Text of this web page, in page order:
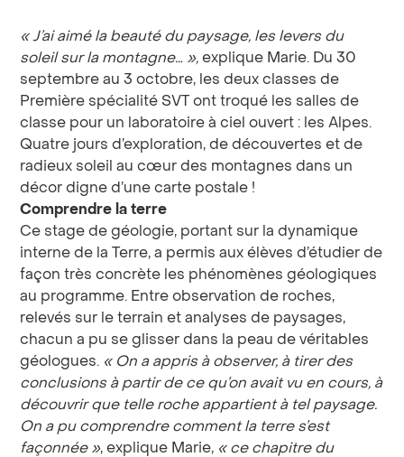
« J’ai aimé la beauté du paysage, les levers du
soleil sur la montagne… », explique Marie. Du 30
septembre au 3 octobre, les deux classes de
Première spécialité SVT ont troqué les salles de
classe pour un laboratoire à ciel ouvert : les Alpes.
Quatre jours d’exploration, de découvertes et de
radieux soleil au cœur des montagnes dans un
décor digne d’une carte postale !
Comprendre la terre
Ce stage de géologie, portant sur la dynamique
interne de la Terre, a permis aux élèves d’étudier de
façon très concrète les phénomènes géologiques
au programme. Entre observation de roches,
relevés sur le terrain et analyses de paysages,
chacun a pu se glisser dans la peau de véritables
géologues. « On a appris à observer, à tirer des
conclusions à partir de ce qu’on avait vu en cours, à
découvrir que telle roche appartient à tel paysage.
On a pu comprendre comment la terre s’est
façonnée », explique Marie, « ce chapitre du